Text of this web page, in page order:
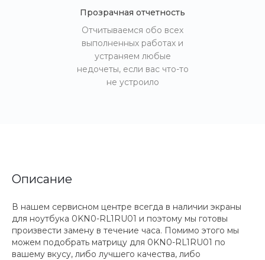
Прозрачная отчетность
Отчитываемся обо всех
выполненных работах и
устраняем любые
недочеты, если вас что-то
не устроило
Описание
В нашем сервисном центре всегда в наличии экраны
для ноутбука 0KN0-RL1RU01 и поэтому мы готовы
произвести замену в течение часа. Помимо этого мы
можем подобрать матрицу для 0KN0-RL1RU01 по
вашему вкусу, либо лучшего качества, либо